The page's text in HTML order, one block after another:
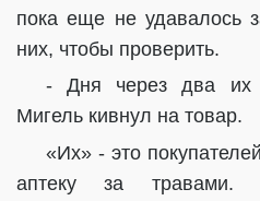
пока еще не удавалось
них, чтобы проверить.
- Дня через два их
Мигель кивнул на товар.
«Их» - это
аптеку за травами.